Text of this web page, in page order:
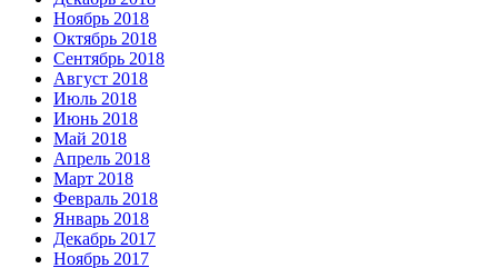
Ноябрь 2018
Октябрь 2018
Сентябрь 2018
Август 2018
Июль 2018
Июнь 2018
Май 2018
Апрель 2018
Март 2018
Февраль 2018
Январь 2018
Декабрь 2017
Ноябрь 2017